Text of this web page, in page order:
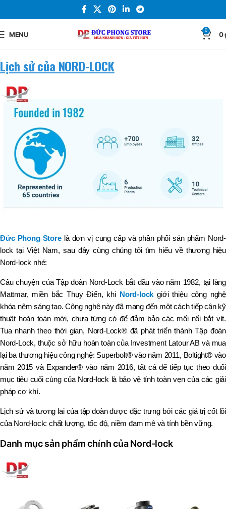
MENU 0 0
Lịch sử của NORD-LOCK
Đức Phong Storelà đơn vị cung cấp và phần phối sản phẩm Nord-
lock tại Việt Nam, sau đây cùng chúng tôi tìm hiểu về thương hiệu
Nord-lock nhé:
Câu chuyện của Tập đoàn Nord-Lock bắt đầu vào năm 1982, tại làng
Mattmar, miền bắc Thụy Điển, khi Nord-lock giới thiệu công nghệ
khóa nêm sáng tạo. Công nghệ này đã mang đến một cách tiếp cận kỹ
thuật hoàn toàn mới, chưa từng có để đảm bảo các mối nối bắt vít.
Tua nhanh theo thời gian, Nord-Lock® đã phát triển thành Tập đoàn
Nord-Lock, thuộc sở hữu hoàn toàn của Investment Latour AB và mua
lại ba thương hiệu công nghệ: Superbolt® vào năm 2011, Boltight® vào
năm 2015 và Expander® vào năm 2016, tất cả để tiếp tục theo đuổi
mục tiêu cuối cùng của Nord-lock là bảo vệ tính toàn vẹn của các giải
pháp cơ khí.
Lịch sử và tương lai của tập đoàn được đặc trưng bởi các giá trị cốt lõi
của Nord-lock: chất lượng, tốc độ, niềm đam mê và tính bền vững.
Danh mục sản phẩm chính của Nord-lock